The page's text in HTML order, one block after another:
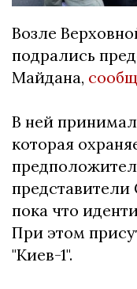
Возле
подрались
Майдана,
В ней
которая
пока что
При этом
"Киев-1".